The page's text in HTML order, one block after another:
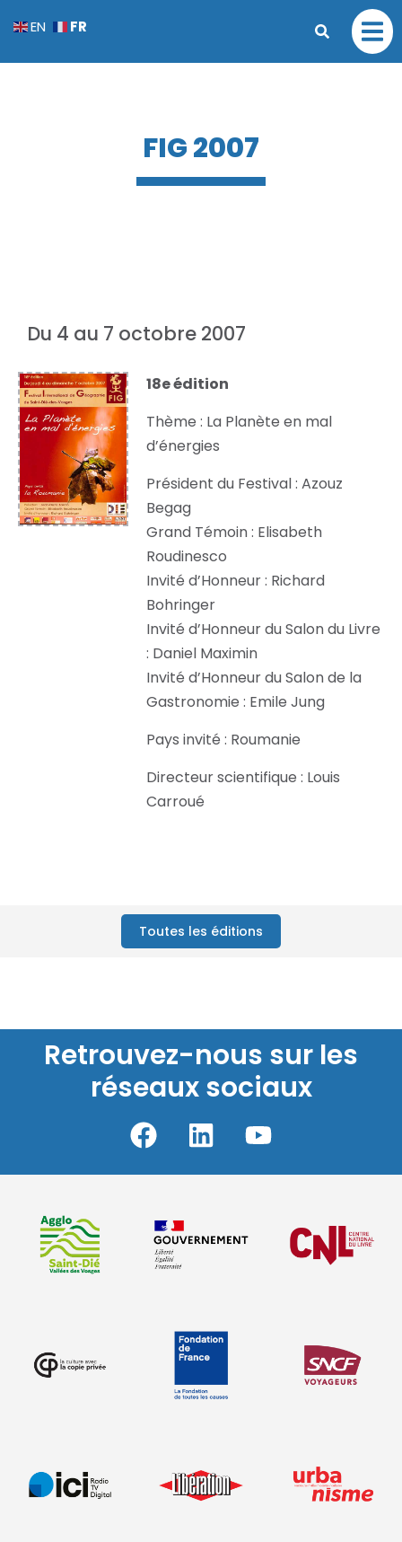
FIG 2007
Du 4 au 7 octobre 2007
18e édition
Thème : La Planète en mal
d’énergies
Président du Festival : Azouz
Begag
Grand Témoin : Elisabeth
Roudinesco
Invité d’Honneur : Richard
Bohringer
Invité d’Honneur du Salon du Livre
: Daniel Maximin
Invité d’Honneur du Salon de la
Gastronomie : Emile Jung
Pays invité : Roumanie
Directeur scientifique : Louis
Carroué
Toutes les éditions
Retrouvez-nous sur les
réseaux sociaux
EN FR